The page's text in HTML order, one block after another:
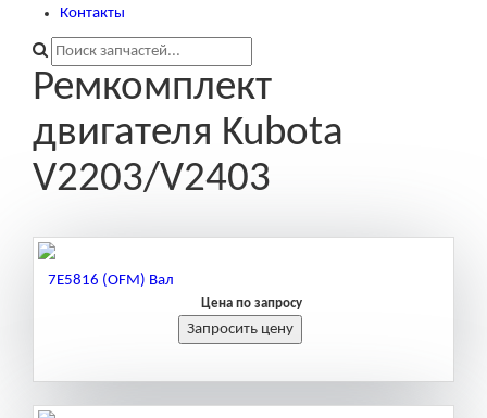
Контакты
Ремкомплект
двигателя Kubota
V2203/V2403
7E5816 (OFM) Вал
Цена по запросу